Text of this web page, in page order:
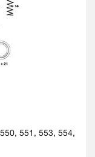
551, 553, 554,